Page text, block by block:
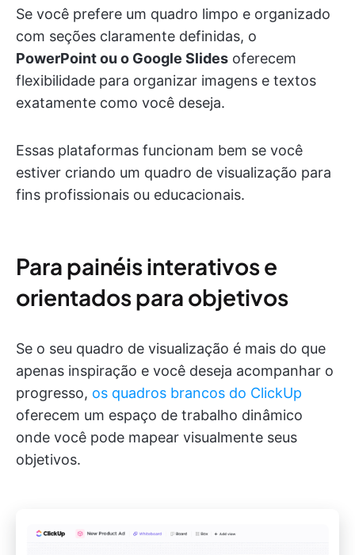
Se você prefere um quadro limpo e organizado
com seções claramente definidas, o
PowerPoint ou o Google Slides oferecem
flexibilidade para organizar imagens e textos
exatamente como você deseja.
Essas plataformas funcionam bem se você
estiver criando um quadro de visualização para
fins profissionais ou educacionais.
Para painéis interativos e
orientados para objetivos
Se o seu quadro de visualização é mais do que
apenas inspiração e você deseja acompanhar o
progresso, os quadros brancos do ClickUp
oferecem um espaço de trabalho dinâmico
onde você pode mapear visualmente seus
objetivos.